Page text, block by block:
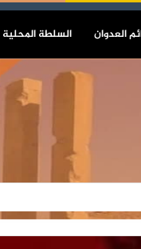
العدوان السلطة